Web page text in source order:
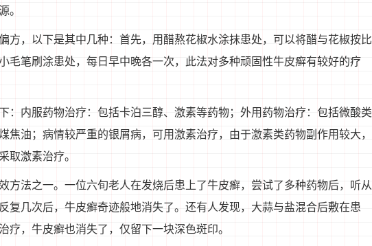
。
方，以下是其中几种：首先，用醋熬花椒水涂抹患处，可以将醋与花椒按比
毛笔刷涂患处，每日早中晚各一次，此法对多种顽固性牛皮癣有较好的疗
：内服药物治疗：包括卡泊三醇、激素等药物；外用药物治疗：包括微酸类
焦油；病情较严重的银屑病，可用激素治疗，由于激素类药物副作用较大，
取激素治疗。
方法之一。一位六旬老人在发烧后患上了牛皮癣，尝试了多种药物后，听从
复几次后，牛皮癣奇迹般地消失了。还有人发现，大蒜与盐混合后敷在患
疗，牛皮癣也消失了，仅留下一块深色斑印。